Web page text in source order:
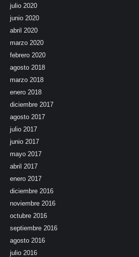
julio 2020
junio 2020
abril 2020
marzo 2020
febrero 2020
agosto 2018
marzo 2018
enero 2018
diciembre 2017
agosto 2017
julio 2017
junio 2017
mayo 2017
abril 2017
enero 2017
diciembre 2016
noviembre 2016
octubre 2016
septiembre 2016
agosto 2016
julio 2016